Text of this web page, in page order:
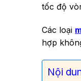
tốc độ
Các loại
hợp
Nội